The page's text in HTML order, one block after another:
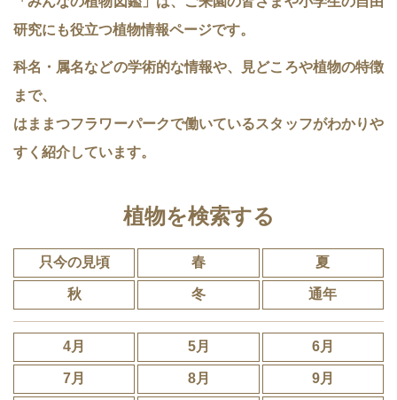
研究にも役立つ植物情報ページです。
科名・属名などの学術的な情報や、見どころや植物の特徴
まで、
はままつフラワーパークで働いているスタッフがわかりや
すく紹介しています。
植物を検索する
只今の見頃 春 夏
秋 冬 通年
4月 5月 6月
7月 8月 9月